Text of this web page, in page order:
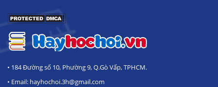
• 184 Đường số 10, Phường 9, Q.Gò Vấp, TPHCM.
• Email: hayhochoi.3h@gmail.com